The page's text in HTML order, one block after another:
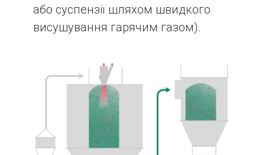
або суспензії шляхом швидкого
висушування гарячим газом).